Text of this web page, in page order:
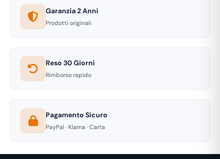
Garanzia 2 Anni
Prodotti originali
Reso 30 Giorni
Rimborso rapido
Pagamento Sicuro
PayPal · Klarna · Carta